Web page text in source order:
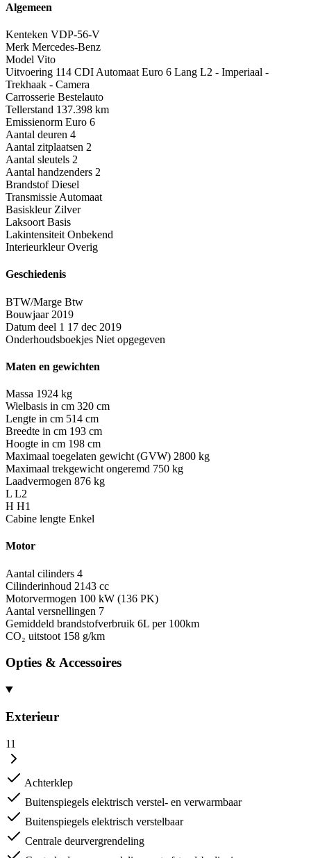
Algemeen
Kenteken VDP-56-V
Merk Mercedes-Benz
Model Vito
Uitvoering 114 CDI Automaat Euro 6 Lang L2 - Imperiaal -
Trekhaak - Camera
Carrosserie Bestelauto
Tellerstand 137.398 km
Emissienorm Euro 6
Aantal deuren 4
Aantal zitplaatsen 2
Aantal sleutels 2
Aantal handzenders 2
Brandstof Diesel
Transmissie Automaat
Basiskleur Zilver
Laksoort Basis
Lakintensiteit Onbekend
Interieurkleur Overig
Geschiedenis
BTW/Marge Btw
Bouwjaar 2019
Datum deel 1 17 dec 2019
Onderhoudsboekjes Niet opgegeven
Maten en gewichten
Massa 1924 kg
Wielbasis in cm 320 cm
Lengte in cm 514 cm
Breedte in cm 193 cm
Hoogte in cm 198 cm
Maximaal toegelaten gewicht (GVW) 2800 kg
Maximaal trekgewicht ongeremd 750 kg
Laadvermogen 876 kg
L L2
H H1
Cabine lengte Enkel
Motor
Aantal cilinders 4
Cilinderinhoud 2143 cc
Motorvermogen 100 kW (136 PK)
Aantal versnellingen 7
Gemiddeld brandstofverbruik 6L per 100km
CO₂ uitstoot 158 g/km
Opties & Accessoires
Exterieur
11
Achterklep
Buitenspiegels elektrisch verstel- en verwarmbaar
Buitenspiegels elektrisch verstelbaar
Centrale deurvergrendeling